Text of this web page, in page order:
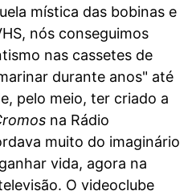
mística das bobinas e
nós conseguimos
nas cassetes de
durante anos" até
pelo meio, ter criado a
na Rádio
muito do imaginário
vida, agora na
O videoclube